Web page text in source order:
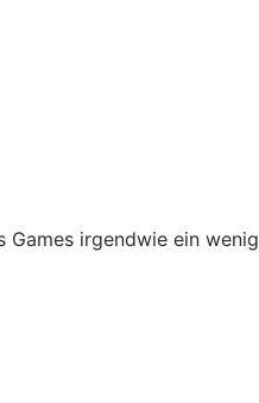
irgendwie ein